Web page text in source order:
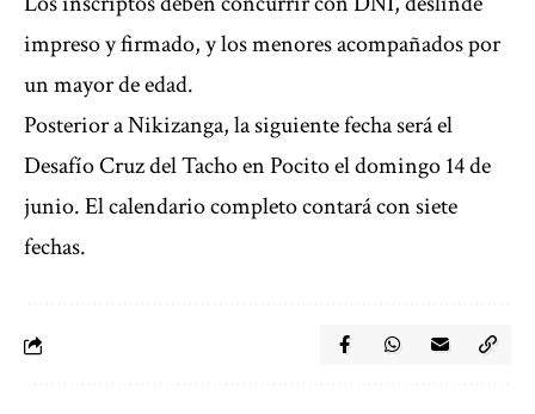
impreso y firmado, y los menores acompañados por
un mayor de edad.
Posterior a Nikizanga, la siguiente fecha será el
Desafío Cruz del Tacho en Pocito el domingo 14 de
junio. Elcalendario completocontará con siete
fechas.